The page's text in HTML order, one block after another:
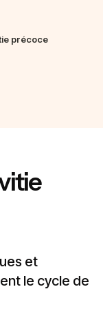
précoce
et
le cycle de